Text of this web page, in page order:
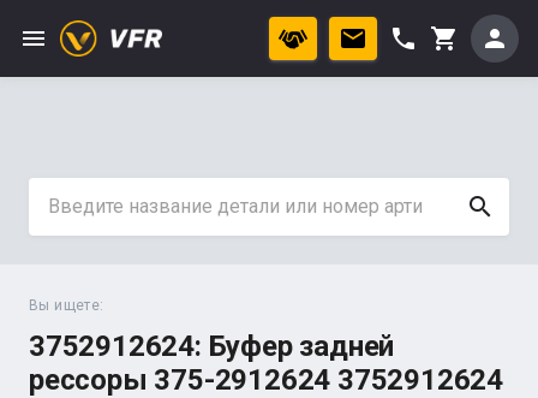
menu phone shopping_cart person
search
Вы ищете:
3752912624: Буфер задней
рессоры 375-2912624 3752912624